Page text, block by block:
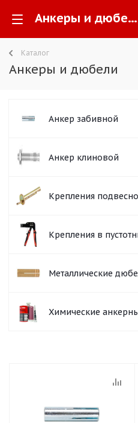
Анкеры и дюбели -
Каталог
Анкеры и дюбели
Анкер забивной
Анкер клиновой
Крепления
Крепления в
Металлические
Химические